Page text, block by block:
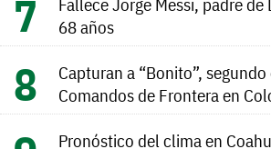
68 años
Capturan a “Bonito”,
Comandos de Frontera en
Pronóstico del clima en